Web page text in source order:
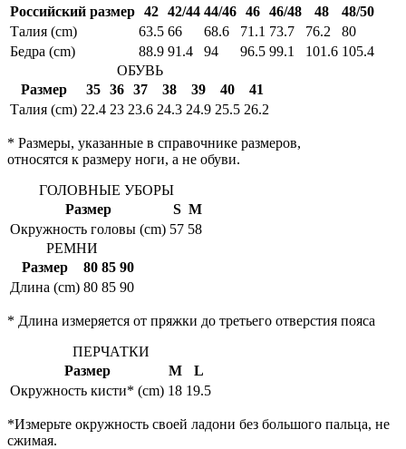
Российский размер 42 42/44 44/46 46 46/48 48
48/50
Талия (cm)
63.5 66 68.6 71.1 73.7 76.2
80
Бедра (cm)
88.9 91.4 94 96.5 99.1 101.6 105.4
ОБУВЬ
Размер
35 36 37 38 39 40
41
Талия (cm) 22.4 23 23.6 24.3 24.9 25.5 26.2
* Размеры, указанные в справочнике размеров,
относятся к размеру ноги, а не обуви.
ГОЛОВНЫЕ УБОРЫ
Размер
S M
Окружность головы (cm) 57 58
РЕМНИ
Размер
80 85 90
Длина (cm) 80 85 90
* Длина измеряется от пряжки до третьего отверстия пояса
ПЕРЧАТКИ
Размер
M
L
Окружность кисти* (cm) 18 19.5
*Измерьте окружность своей ладони без большого пальца, не
сжимая.